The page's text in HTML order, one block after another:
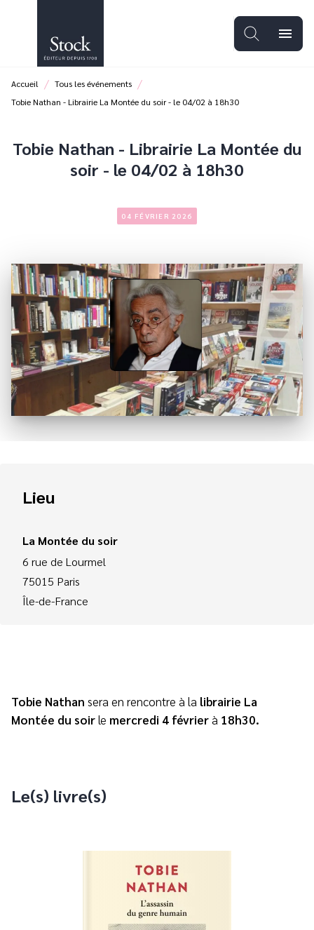
PIED DE PAGE
menu
Accueil / Tous les événements /
Tobie Nathan - Librairie La Montée du soir - le 04/02 à 18h30
Tobie Nathan - Librairie La Montée du
soir - le 04/02 à 18h30
04 FÉVRIER 2026
Lieu
La Montée du soir
6 rue de Lourmel
75015 Paris
Île-de-France
Tobie Nathan sera en rencontre à la librairie La
Montée du soirle mercredi 4 févrierà 18h30.
Le(s) livre(s)